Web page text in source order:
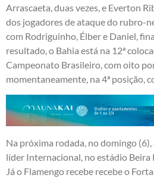
Arrascaeta, duas vezes, e Everton
dos jogadores de ataque do rubro-
com Rodriguinho, Élber e Daniel,
resultado, o Bahia está na 12ª
Campeonato Brasileiro, com oito
momentaneamente, na 4ª posição,
Na próxima rodada, no domingo
líder Internacional, no estádio Beira
Já o Flamengo recebe recebe o